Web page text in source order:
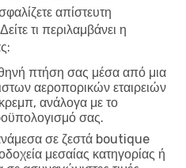
απίστευτη
τι περιλαμβάνει η
πτήση σας μέσα από μια
αεροπορικών εταιρειών
ανάλογα με το
σας.
σε ζεστά boutique
μεσαίας κατηγορίας ή